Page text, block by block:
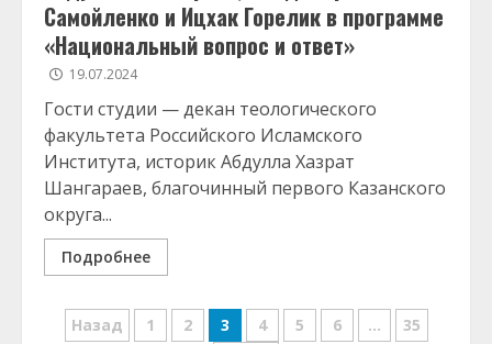
Самойленко и Ицхак Горелик в программе
«Национальный вопрос и ответ»
19.07.2024
Гости студии — декан теологического
факультета Российского Исламского
Института, историк Абдулла Хазрат
Шангараев, благочинный первого Казанского
округа...
Подробнее
Навигация
Назад 1 2 3 4 5 6 …
35